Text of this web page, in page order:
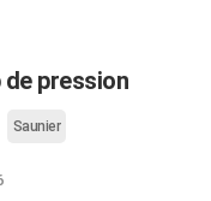
de pression
Saunier